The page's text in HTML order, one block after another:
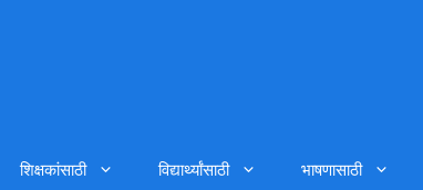
शिक्षकांसाठी विद्यार्थ्यांसाठी भाषणासाठी